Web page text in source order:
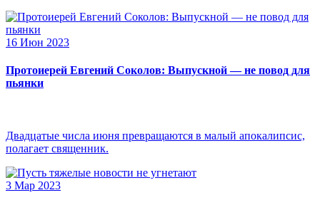
16 Июн 2023
Протоиерей Евгений Соколов: Выпускной — не повод для
пьянки
Двадцатые числа июня превращаются в малый апокалипсис,
полагает священник.
3 Мар 2023